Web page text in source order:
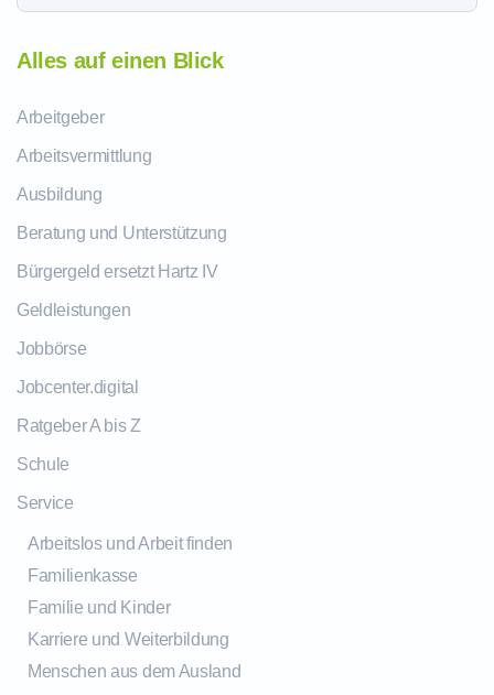
Alles auf einen Blick
Arbeitgeber
Arbeitsvermittlung
Ausbildung
Beratung und Unterstützung
Bürgergeld ersetzt Hartz IV
Geldleistungen
Jobbörse
Jobcenter.digital
Ratgeber A bis Z
Schule
Service
Arbeitslos und Arbeit finden
Familienkasse
Familie und Kinder
Karriere und Weiterbildung
Menschen aus dem Ausland